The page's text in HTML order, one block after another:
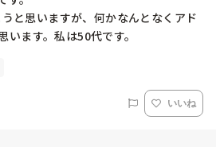
と思いますが、何かなんとなくアド
ます。私は50代です。
いいね